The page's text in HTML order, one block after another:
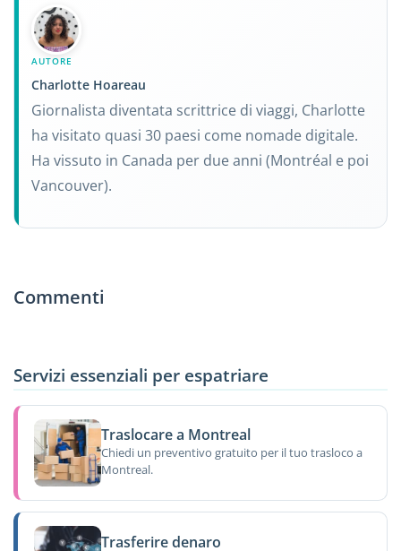
AUTORE
Charlotte Hoareau
Giornalista diventata scrittrice di viaggi, Charlotte
ha visitato quasi 30 paesi come nomade digitale.
Ha vissuto in Canada per due anni (Montréal e poi
Vancouver).
Commenti
Servizi essenziali per espatriare
Traslocare a Montreal
Chiedi un preventivo gratuito per il tuo trasloco a
Montreal.
Trasferire denaro